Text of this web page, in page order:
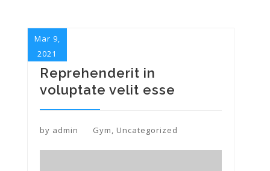
Reprehenderit in
voluptate velit esse
by admin
Mar 9,
2021
Gym, Uncategorized